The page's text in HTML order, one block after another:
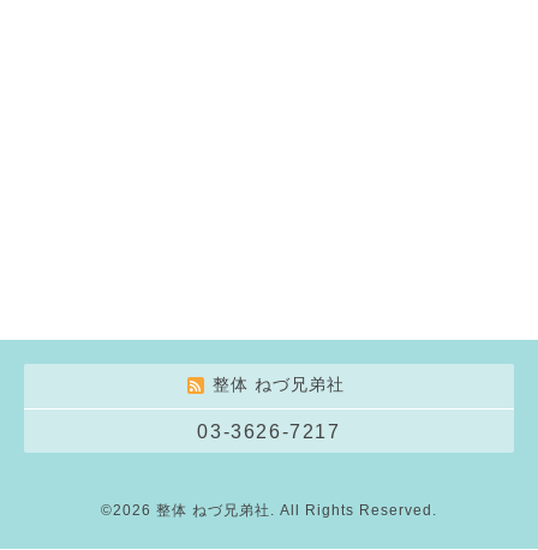
整体 ねづ兄弟社
03-3626-7217
©2026 整体 ねづ兄弟社 . All Rights Reserved.